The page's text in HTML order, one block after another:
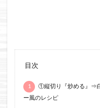
目次
1
①縦切り『炒める』⇒
ー風のレシピ